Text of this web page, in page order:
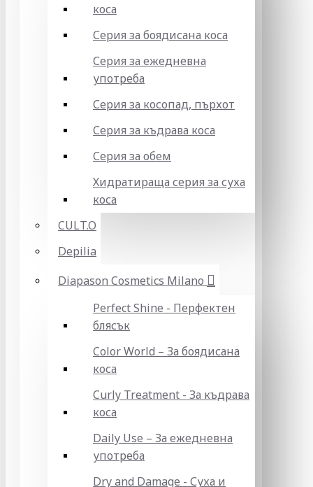
коса
Серия за боядисана коса
Серия за ежедневна
употреба
Серия за косопад, пърхот
Серия за къдрава коса
Серия за обем
Хидратираща серия за суха
коса
CULT.O
Depilia
Diapason Cosmetics Milano
Perfect Shine - Перфектен
блясък
Color World – За боядисана
коса
Curly Treatment - За къдрава
коса
Daily Use – За ежедневна
употреба
Dry and Damage - Суха и